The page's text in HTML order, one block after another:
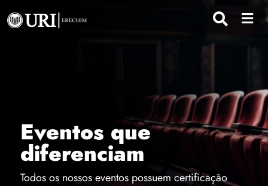
Eventos que
diferenciam
Todos os nossos eventos possuem certificação